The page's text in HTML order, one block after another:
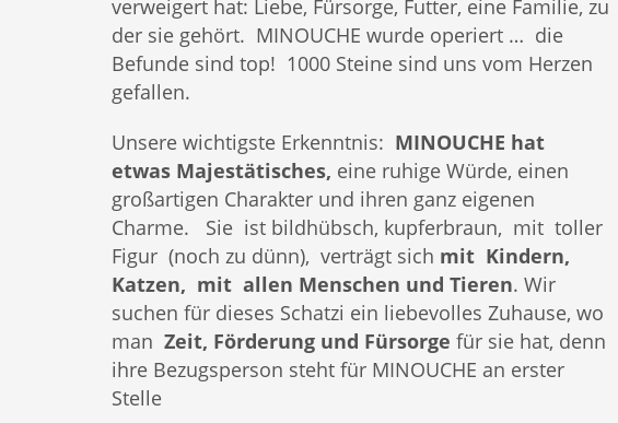
verweigert hat: Liebe, Fürsorge, Futter, eine Familie, zu
der sie gehört. MINOUCHE wurde operiert … die
Befunde sind top! 1000 Steine sind uns vom Herzen
gefallen.
Unsere wichtigste Erkenntnis: MINOUCHE hat
etwas Majestätisches, eine ruhige Würde, einen
großartigen Charakter und ihren ganz eigenen
Charme. Sie ist bildhübsch, kupferbraun, mit toller
Figur (noch zu dünn), verträgt sich mit Kindern,
Katzen, mit allen Menschen und Tieren. Wir
suchen für dieses Schatzi ein liebevolles Zuhause, wo
man Zeit, Förderung und Fürsorge für sie hat, denn
ihre Bezugsperson steht für MINOUCHE an erster
Stelle